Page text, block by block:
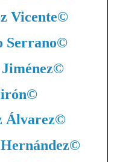
Vicente©
Serrano©
©
©
Álvarez©
©